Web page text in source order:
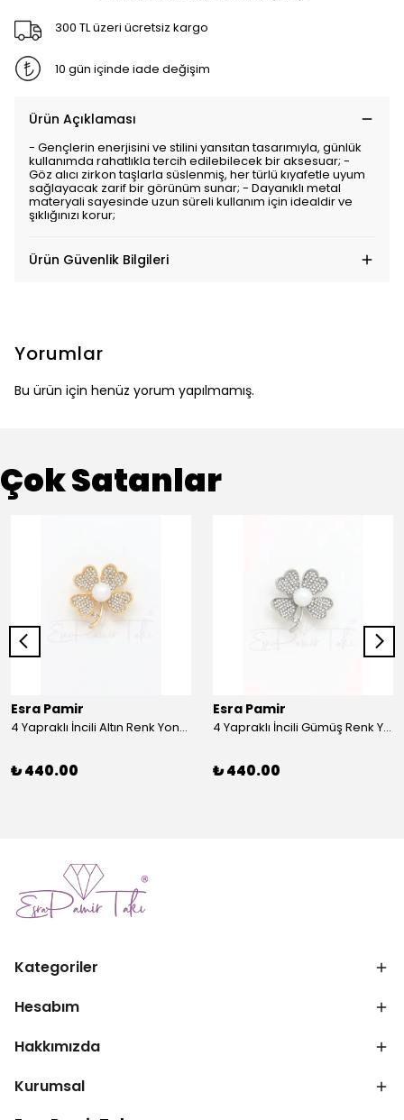
300 TL üzeri ücretsiz kargo
10 gün içinde iade değişim
Ürün Açıklaması
- Gençlerin enerjisini ve stilini yansıtan tasarımıyla, günlük
kullanımda rahatlıkla tercih edilebilecek bir aksesuar; -
Göz alıcı zirkon taşlarla süslenmiş, her türlü kıyafetle uyum
sağlayacak zarif bir görünüm sunar; - Dayanıklı metal
materyali sayesinde uzun süreli kullanım için idealdir ve
şıklığınızı korur;
Ürün Güvenlik Bilgileri
Yorumlar
Bu ürün için henüz yorum yapılmamış.
Çok Satanlar
Esra Pamir
4 Yapraklı İncili Altın Renk Yonca Broş
₺ 440.00
Esra Pamir
4 Yapraklı İncili Gümüş Renk Yonca Broş
₺ 440.00
Kategoriler
Hesabım
Hakkımızda
Kurumsal